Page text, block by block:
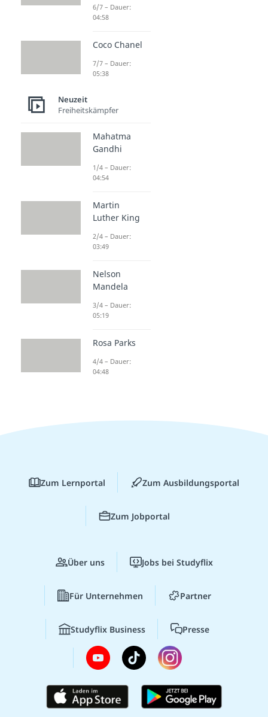
Dauer: 03:16
6/7 – Dauer:
04:58
Coco Chanel
7/7 – Dauer:
05:38
Neuzeit
Freiheitskämpfer
Mahatma
Gandhi
1/4 – Dauer:
04:54
Martin
Luther King
2/4 – Dauer:
03:49
Nelson
Mandela
3/4 – Dauer:
05:19
Rosa Parks
4/4 – Dauer:
04:48
Zum Lernportal Zum Ausbildungsportal
Zum Jobportal
Über uns Jobs bei Studyflix
Für Unternehmen Partner
Studyflix Business Presse